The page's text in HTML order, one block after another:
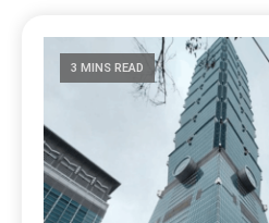
3 MINS READ